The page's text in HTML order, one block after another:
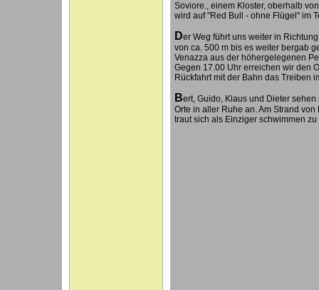
Soviore., einem Kloster, oberhalb
wird auf "Red Bull - ohne Flügel" im
Der Weg führt uns weiter in
von ca. 500 m bis es weiter bergab
Venazza aus der höhergelegenen
Gegen 17.00 Uhr erreichen wir den
Rückfahrt mit der Bahn das Treiben
Bert, Guido, Klaus und Dieter
Orte in aller Ruhe an. Am Strand
traut sich als Einziger schwimmen